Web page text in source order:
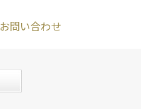
お問い合わせ